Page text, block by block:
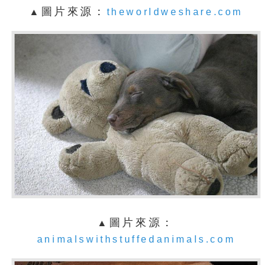
▲ 圖片來源： theworldweshare.com
▲ 圖片來源：
animalswithstuffedanimals.com